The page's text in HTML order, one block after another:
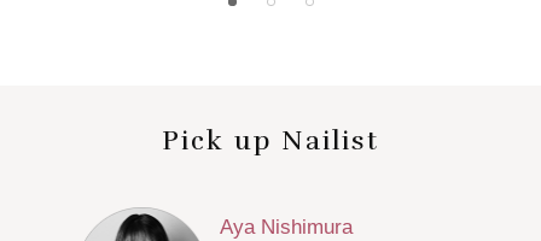
Pick up Nailist
Aya Nishimura